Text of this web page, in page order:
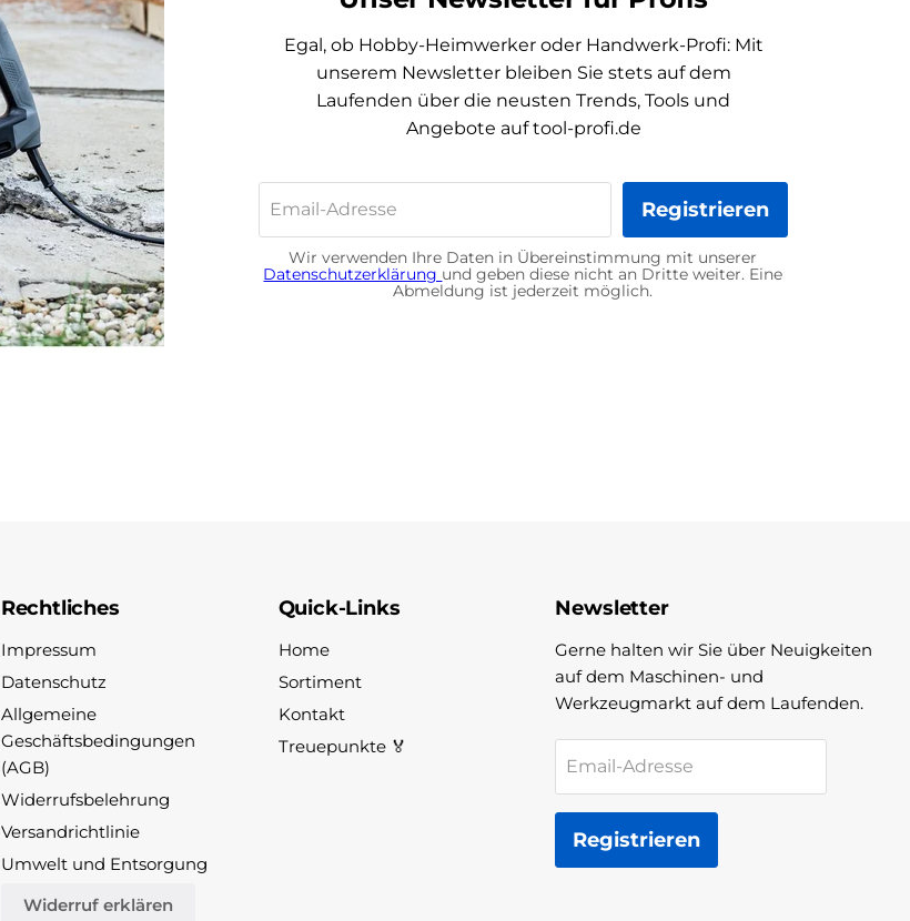
Egal, ob Hobby-Heimwerker oder Handwerk-Profi: Mit
unserem Newsletter bleiben Sie stets auf dem
Laufenden über die neusten Trends, Tools und
Angebote auf tool-profi.de
Email-Adresse Registrieren
Wir verwenden Ihre Daten in Übereinstimmung mit unserer
Datenschutzerklärung und geben diese nicht an Dritte weiter. Eine
Abmeldung ist jederzeit möglich.
Rechtliches
Impressum
Datenschutz
Allgemeine
Geschäftsbedingungen
(AGB)
Widerrufsbelehrung
Versandrichtlinie
Umwelt und Entsorgung
Widerruf erklären
Quick-Links
Home
Sortiment
Kontakt
Treuepunkte 🏅
Newsletter
Gerne halten wir Sie über Neuigkeiten
auf dem Maschinen- und
Werkzeugmarkt auf dem Laufenden.
Email-Adresse
Registrieren